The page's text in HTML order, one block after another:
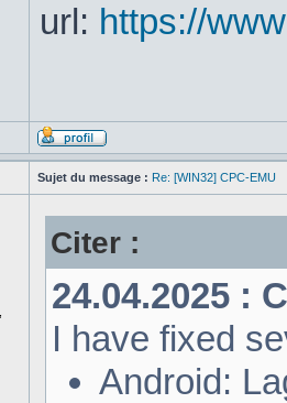
url: https://
Sujet du message : Re: [WIN32] CPC-EMU
Citer :
24.04.2025 :
I have fixed
Android: